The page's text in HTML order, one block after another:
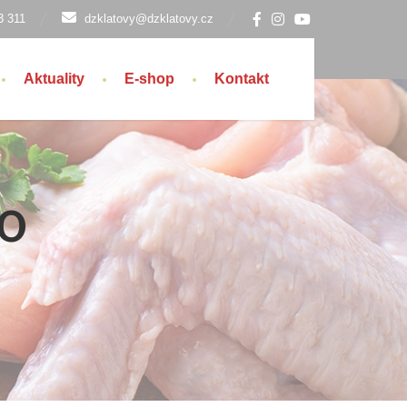
311 dzklatovy@dzklatovy.cz
Aktuality E-shop Kontakt